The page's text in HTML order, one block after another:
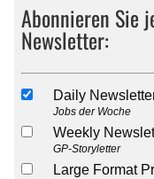
Abonnieren Sie
Newsletter:
Daily
Jobs der Woche
Weekly
GP-Storyletter
Large Format